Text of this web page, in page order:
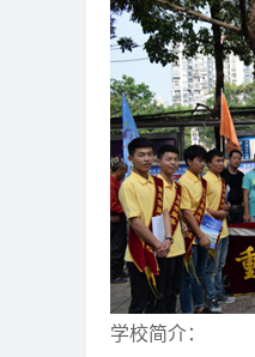
学校简介：